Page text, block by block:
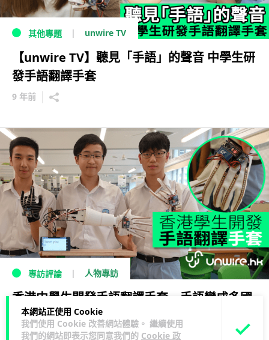
本網站正使用 Cookie
我們使用 Cookie 改善網站體驗。 繼續使用
我們的網站即表示您同意我們的 Cookie 政
其他專題 unwire TV
【unwire TV】聽見「手語」的聲音 中學生研
發手語翻譯手套
9 年前
專訪評論 人物專訪
香港中學生開發手語翻譯手套 手語變成多國
語音文字
9 年前